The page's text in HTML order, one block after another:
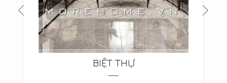
BIỆT THỰ